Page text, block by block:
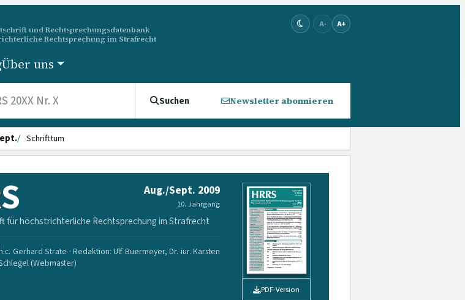
und Rechtsprechungsdatenbank
Rechtsprechung im Strafrecht
A- A+
Über uns
Suchen Newsletter abonnieren
Schrifttum
Aug./Sept. 2009
10. Jahrgang
für höchstrichterliche Rechtsprechung im Strafrecht
Gerhard Strate · Redaktion: Ulf Buermeyer, Dr. iur. Karsten
(Webmaster)
PDF-Version